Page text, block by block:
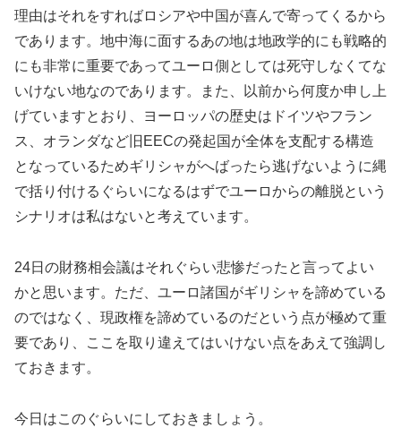
理由はそれをすればロシアや中国が喜んで寄ってくるから
であります。地中海に面するあの地は地政学的にも戦略的
にも非常に重要であってユーロ側としては死守しなくてな
いけない地なのであります。また、以前から何度か申し上
げていますとおり、ヨーロッパの歴史はドイツやフラン
ス、オランダなど旧EECの発起国が全体を支配する構造
となっているためギリシャがへばったら逃げないように縄
で括り付けるぐらいになるはずでユーロからの離脱という
シナリオは私はないと考えています。
24日の財務相会議はそれぐらい悲惨だったと言ってよい
かと思います。ただ、ユーロ諸国がギリシャを諦めている
のではなく、現政権を諦めているのだという点が極めて重
要であり、ここを取り違えてはいけない点をあえて強調し
ておきます。
今日はこのぐらいにしておきましょう。